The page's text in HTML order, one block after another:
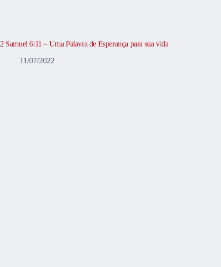
2 Samuel 6:11 – Uma Palavra de Esperança para sua vida
11/07/2022